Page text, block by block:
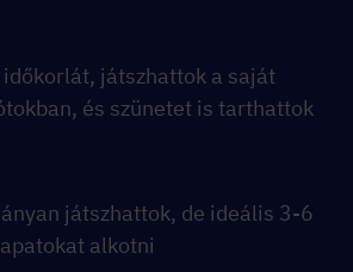
időkorlát, játszhattok a saját
és szünetet is tarthattok
játszhattok, de ideális 3-6
alkotni